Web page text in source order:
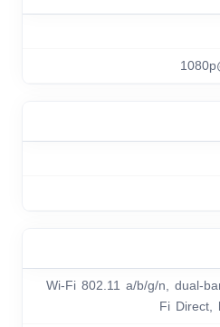
Wi-Fi 802.11 a/b/g/n, dual-
Fi Direct,